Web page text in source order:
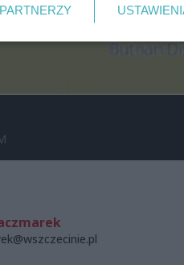
PARTNERZY